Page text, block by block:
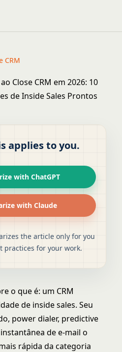
CRM
Close CRM em 2026: 10
de Inside Sales Prontos
applies to you.
with ChatGPT
with Claude
the article only for you
practices for your work.
o que é: um CRM
de inside sales. Seu
power dialer, predictive
de e-mail o
rápida da categoria